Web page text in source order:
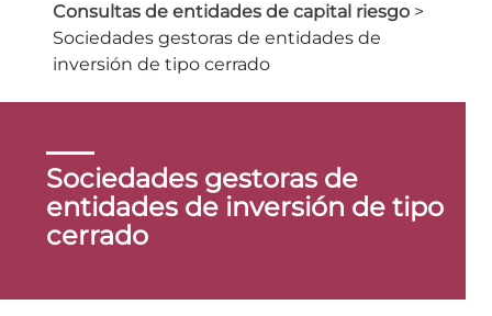
Consultas de entidades de capital riesgo >
Sociedades gestoras de entidades de
inversión de tipo cerrado
Sociedades gestoras de
entidades de inversión de tipo
cerrado